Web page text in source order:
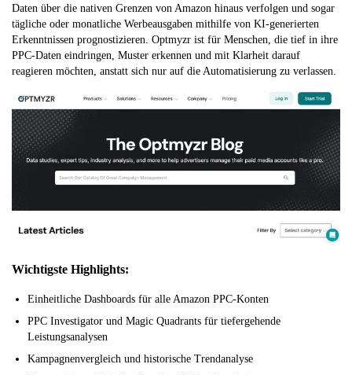
Daten über die nativen Grenzen von Amazon hinaus verfolgen und sogar
tägliche oder monatliche Werbeausgaben mithilfe von KI-generierten
Erkenntnissen prognostizieren. Optmyzr ist für Menschen, die tief in ihre
PPC-Daten eindringen, Muster erkennen und mit Klarheit darauf
reagieren möchten, anstatt sich nur auf die Automatisierung zu verlassen.
Wichtigste Highlights:
Einheitliche Dashboards für alle Amazon PPC-Konten
PPC Investigator und Magic Quadrants für tiefergehende
Leistungsanalysen
Kampagnenvergleich und historische Trendanalyse